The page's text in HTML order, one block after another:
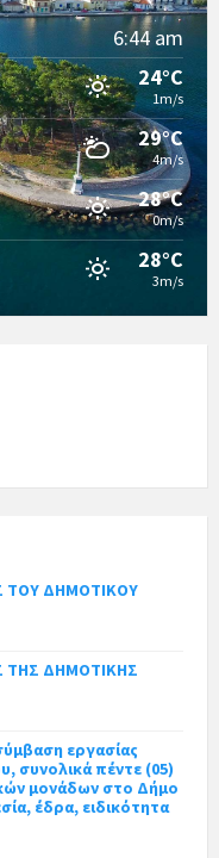
6:44 am
24°C
1m/s
29°C
4m/s
28°C
0m/s
28°C
3m/s
ΤΟΥ ΔΗΜΟΤΙΚΟΥ
ΤΗΣ ΔΗΜΟΤΙΚΗΣ
εργασίας
συνολικά πέντε (05)
μονάδων στο Δήμο
έδρα, ειδικότητα